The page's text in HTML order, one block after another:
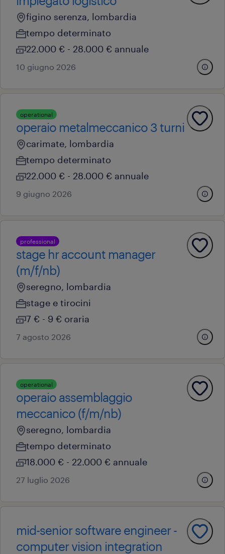
figino serenza, lombardia
tempo determinato
22.000 € - 28.000 € annuale
10 giugno 2026
operational
operaio metalmeccanico 3 turni
carimate, lombardia
tempo determinato
22.000 € - 28.000 € annuale
9 giugno 2026
professional
stage hr account manager
(m/f/nb)
seregno, lombardia
stage e tirocini
7 € - 9 € oraria
7 agosto 2026
operational
operaio assemblaggio
meccanico (f/m/nb)
seregno, lombardia
tempo determinato
18.000 € - 22.000 € annuale
27 luglio 2026
mid-senior software engineer -
computer vision integration